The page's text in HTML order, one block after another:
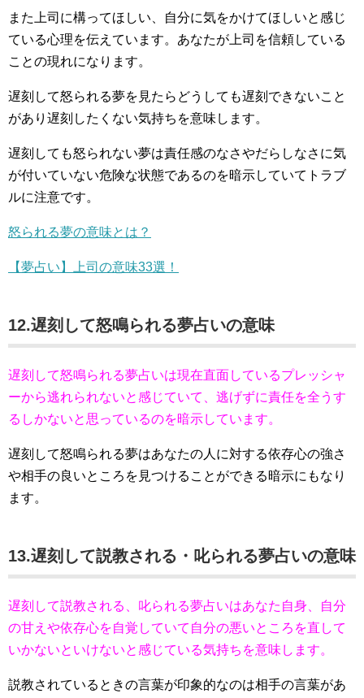
また上司に構ってほしい、自分に気をかけてほしいと感じ
ている心理を伝えています。あなたが上司を信頼している
ことの現れになります。
遅刻して怒られる夢を見たらどうしても遅刻できないこと
があり遅刻したくない気持ちを意味します。
遅刻しても怒られない夢は責任感のなさやだらしなさに気
が付いていない危険な状態であるのを暗示していてトラブ
ルに注意です。
怒られる夢の意味とは？
【夢占い】上司の意味33選！
12.遅刻して怒鳴られる夢占いの意味
遅刻して怒鳴られる夢占いは現在直面しているプレッシャ
ーから逃れられないと感じていて、逃げずに責任を全うす
るしかないと思っているのを暗示しています。
遅刻して怒鳴られる夢はあなたの人に対する依存心の強さ
や相手の良いところを見つけることができる暗示にもなり
ます。
13.遅刻して説教される・叱られる夢占いの意味
遅刻して説教される、叱られる夢占いはあなた自身、自分
の甘えや依存心を自覚していて自分の悪いところを直して
いかないといけないと感じている気持ちを意味します。
説教されているときの言葉が印象的なのは相手の言葉があ